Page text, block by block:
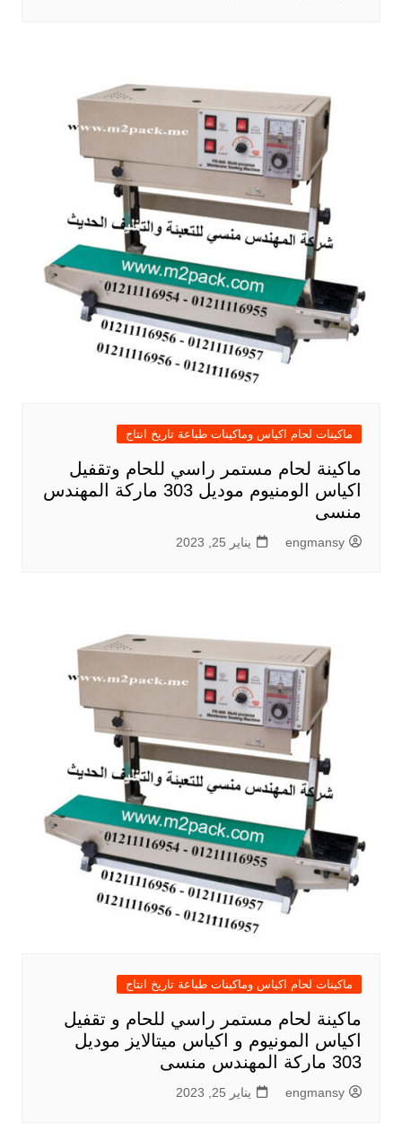
ماكينات لحام اكياس وماكينات طباعة تاريخ انتاج
ماكينة لحام مستمر راسي للحام وتقفيل
اكياس الومنيوم موديل 303 ماركة المهندس
منسى
engmansy يناير 25, 2023
ماكينات لحام اكياس وماكينات طباعة تاريخ انتاج
ماكينة لحام مستمر راسي للحام و تقفيل
اكياس المونيوم و اكياس ميتالايز موديل
303 ماركة المهندس منسى
engmansy يناير 25, 2023